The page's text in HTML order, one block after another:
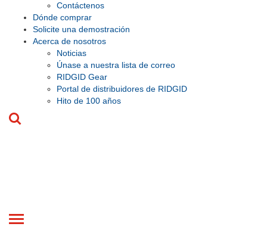
Contáctenos
Dónde comprar
Solicite una demostración
Acerca de nosotros
Noticias
Únase a nuestra lista de correo
RIDGID Gear
Portal de distribuidores de RIDGID
Hito de 100 años
Toggle